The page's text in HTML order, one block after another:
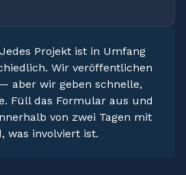
Jedes Projekt ist in Umfang
Wir veröffentlichen
aber wir geben schnelle,
Füll das Formular aus und
von zwei Tagen mit
was involviert ist.